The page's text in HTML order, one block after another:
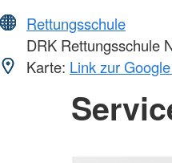
Rettungsschule
DRK Rettungsschule
Karte: Link zur